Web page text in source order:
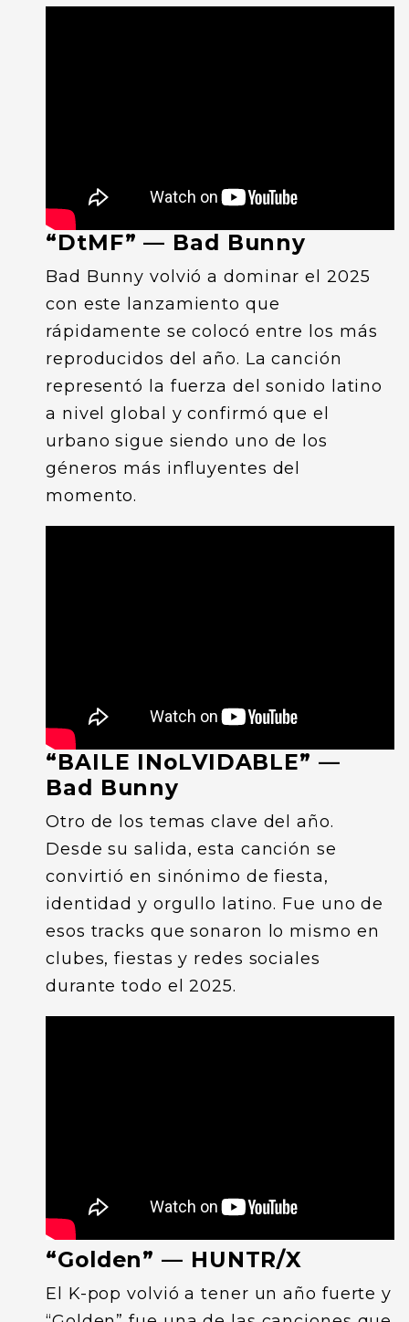
“DtMF” — Bad Bunny
Bad Bunny volvió a dominar el 2025
con este lanzamiento que
rápidamente se colocó entre los más
reproducidos del año. La canción
representó la fuerza del sonido latino
a nivel global y confirmó que el
urbano sigue siendo uno de los
géneros más influyentes del
momento.
“BAILE INoLVIDABLE” —
Bad Bunny
Otro de los temas clave del año.
Desde su salida, esta canción se
convirtió en sinónimo de fiesta,
identidad y orgullo latino. Fue uno de
esos tracks que sonaron lo mismo en
clubes, fiestas y redes sociales
durante todo el 2025.
“Golden” — HUNTR/X
El K-pop volvió a tener un año fuerte y